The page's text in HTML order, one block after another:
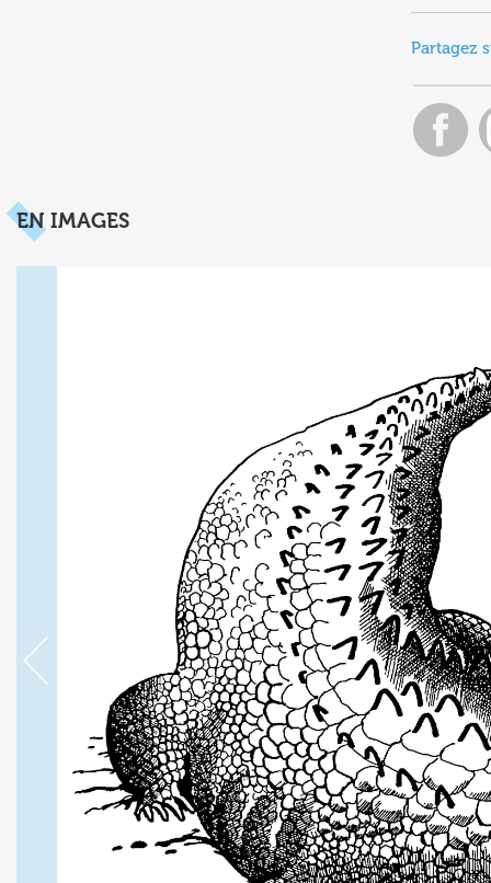
Partagez
EN IMAGES